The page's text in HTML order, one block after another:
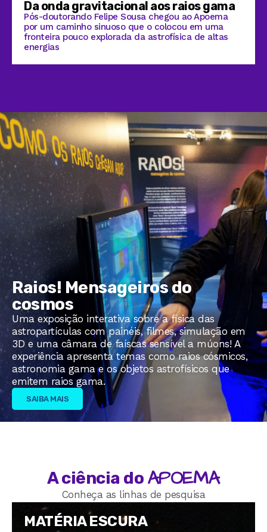
Da onda gravitacional aos raios gama
Pós-doutorando Felipe Sousa chegou ao Apoema
por um caminho sinuoso que o colocou em uma
fronteira pouco explorada da astrofísica de altas
energias
Raios! Mensageiros do
cosmos
Uma exposição interativa sobre a física das
astropartículas com painéis, filmes, simulação em
3D e uma câmara de faíscas sensível a múons! A
experiência apresenta temas como raios cósmicos,
astronomia gama e os objetos astrofísicos que
emitem raios gama.
SAIBA MAIS
A ciência do APOEMA
Conheça as linhas de pesquisa
MATÉRIA ESCURA